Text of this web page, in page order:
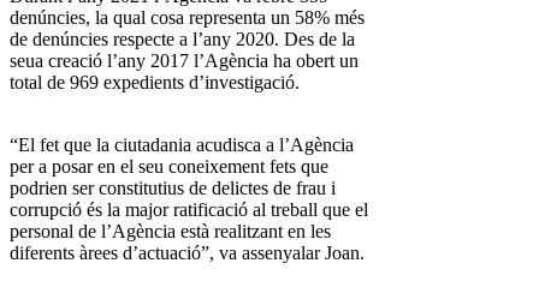
denúncies, la qual cosa representa un 58% més
de denúncies respecte a l’any 2020. Des de la
seua creació l’any 2017 l’Agència ha obert un
total de 969 expedients d’investigació.
“El fet que la ciutadania acudisca a l’Agència
per a posar en el seu coneixement fets que
podrien ser constitutius de delictes de frau i
corrupció és la major ratificació al treball que el
personal de l’Agència està realitzant en les
diferents àrees d’actuació”, va assenyalar Joan.